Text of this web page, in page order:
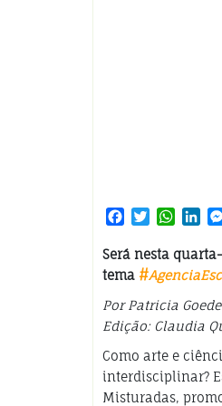
Facebook
Twitter
Será nesta
tema #
Por Patricia
Edição: Claudia
Como arte e
interdisciplinar?
Misturadas,